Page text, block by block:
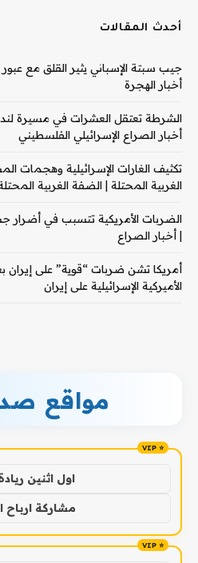
أحدث المقالات
جيب سبتة الإسباني يثير القلق مع
أخبار الهجرة
الشرطة تعتقل العشرات في مسيرة
أخبار الصراع الإسرائيلي الفلسطيني
تكثيف الغارات الإسرائيلية وهجمات
الغربية المحتلة | الضفة الغربية
الضربات الأمريكية تتسبب في أضرار
| أخبار الصراع
أمريكا تشن ضربات “قوية” على إيران
الأميركية الإسرائيلية على إيران
مواقع
اول اثنين
مشاركة